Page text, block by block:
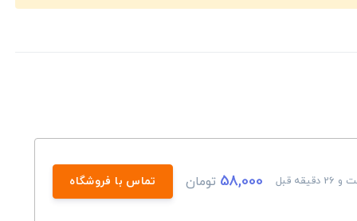
58,000 تومان تماس با فروشگاه